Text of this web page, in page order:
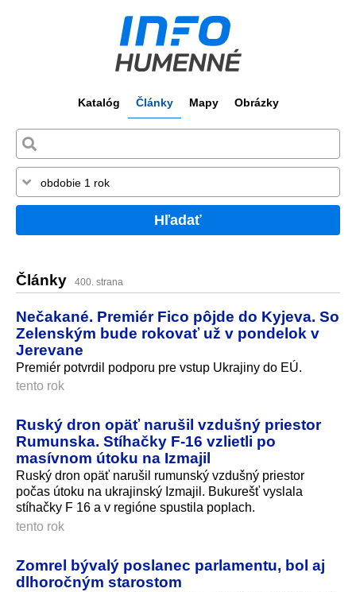
Katalóg Články Mapy Obrázky
Hľadať
Články 400. strana
Nečakané. Premiér Fico pôjde do Kyjeva. So
Zelenským bude rokovať už v pondelok v
Jerevane
Premiér potvrdil podporu pre vstup Ukrajiny do EÚ.
tento rok
Ruský dron opäť narušil vzdušný priestor
Rumunska. Stíhačky F-16 vzlietli po
masívnom útoku na Izmajil
Ruský dron opäť narušil rumunský vzdušný priestor
počas útoku na ukrajinský Izmajil. Bukurešť vyslala
stíhačky F 16 a v regióne spustila poplach.
tento rok
Zomrel bývalý poslanec parlamentu, bol aj
dlhoročným starostom